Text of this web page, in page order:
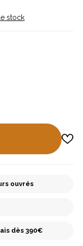
stock
ouvrés
dès 390€